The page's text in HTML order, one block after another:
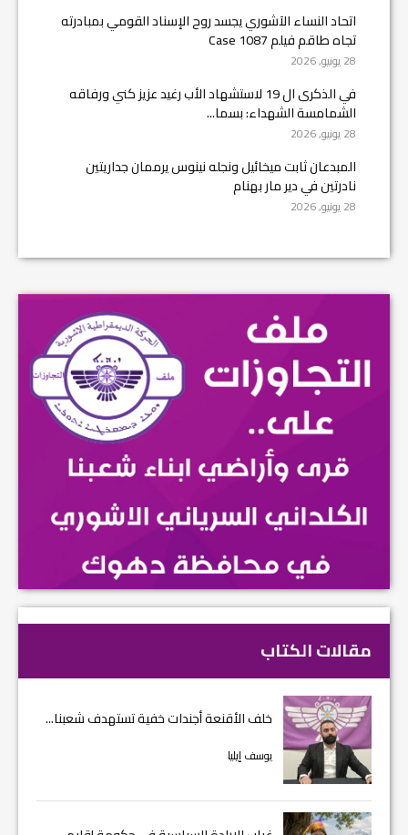
اتحاد النساء الآشوري يجسد روح الإسناد القومي بمبادرته
تجاه طاقم فيلم Case 1087
28 يونيو, 2026
في الذكرى ال 19 لاستشهاد الأب رغيد عزيز كني ورفاقه
الشمامسة الشهداء: بسما...
28 يونيو, 2026
المبدعان ثابت ميخائيل ونجله نينوس يرممان جداريتين
نادرتين في دير مار بهنام
28 يونيو, 2026
مقالات الكتاب
خلف الأقنعة أجندات خفية تستهدف شعبنا...
يوسف إيليا